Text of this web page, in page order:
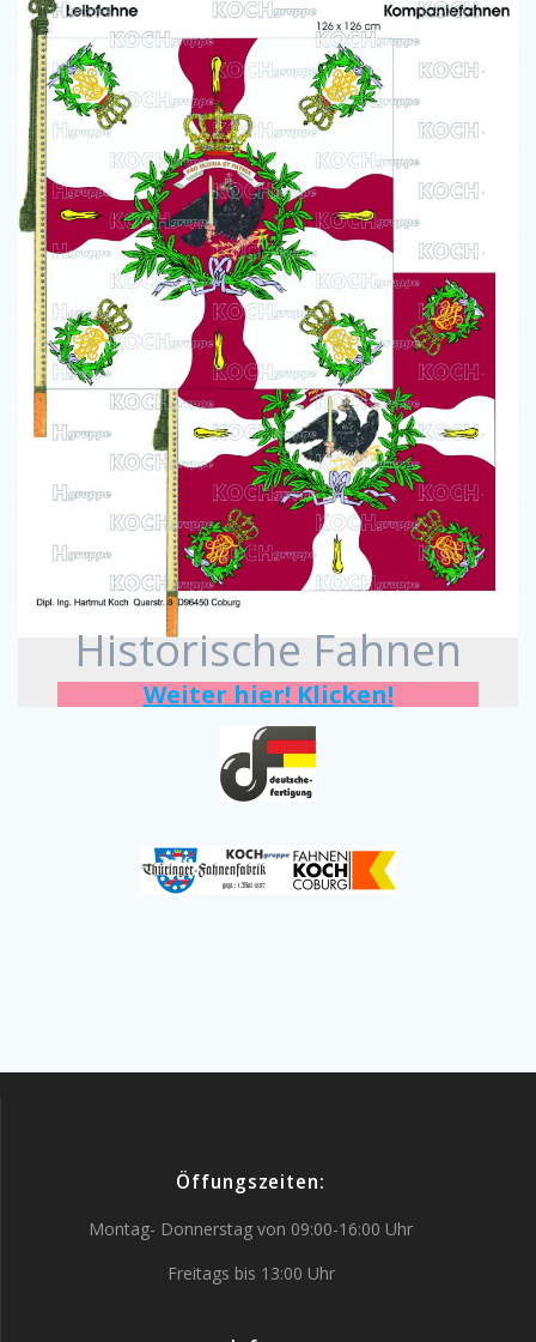
Historische Fahnen
Weiter hier! Klicken!
Öffungszeiten:
Montag- Donnerstag von 09:00-16:00 Uhr
Freitags bis 13:00 Uhr